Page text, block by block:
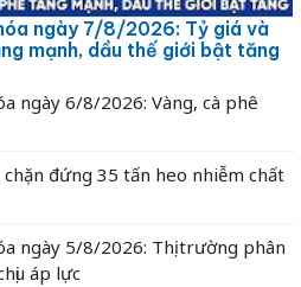
ngày 7/8/2026: Tỷ giá và
mạnh, dầu thế giới bật tăng
ngày 6/8/2026: Vàng, cà phê
đứng 35 tấn heo nhiễm chất
ngày 5/8/2026: Thị trường phân
áp lực